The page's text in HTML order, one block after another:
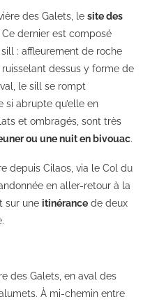
des Galets, le site des
Ce dernier est composé
: affleurement de roche
dessus y forme de
le sill se rompt
si abrupte qu’elle en
et ombragés, sont très
ou une nuit en bivouac.
depuis Cilaos, via le Col du
en aller-retour à la
sur une itinérance de deux
des Galets, en aval des
À mi-chemin entre